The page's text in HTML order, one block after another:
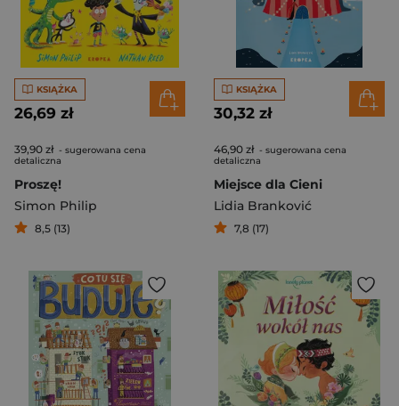
KSIĄŻKA
26,69 zł
39,90 zł - sugerowana cena
detaliczna
Proszę!
Simon Philip
8,5 (13)
KSIĄŻKA
30,32 zł
46,90 zł - sugerowana cena
detaliczna
Miejsce dla Cieni
Lidia Branković
7,8 (17)